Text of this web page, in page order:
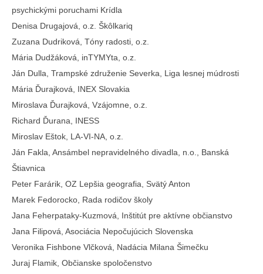
psychickými poruchami Krídla
Denisa Drugajová, o.z. Škôlkariq
Zuzana Dudriková, Tóny radosti, o.z.
Mária Dudžáková, inTYMYta, o.z.
Ján Dulla, Trampské združenie Severka, Liga lesnej múdrosti
Mária Ďurajková, INEX Slovakia
Miroslava Ďurajková, Vzájomne, o.z.
Richard Ďurana, INESS
Miroslav Eštok, LA-VI-NA, o.z.
Ján Fakla, Ansámbel nepravidelného divadla, n.o., Banská
Štiavnica
Peter Farárik, OZ Lepšia geografia, Svätý Anton
Marek Fedorocko, Rada rodičov školy
Jana Feherpataky-Kuzmová, Inštitút pre aktívne občianstvo
Jana Filipová, Asociácia Nepočujúcich Slovenska
Veronika Fishbone Vlčková, Nadácia Milana Šimečku
Juraj Flamik, Občianske spoločenstvo